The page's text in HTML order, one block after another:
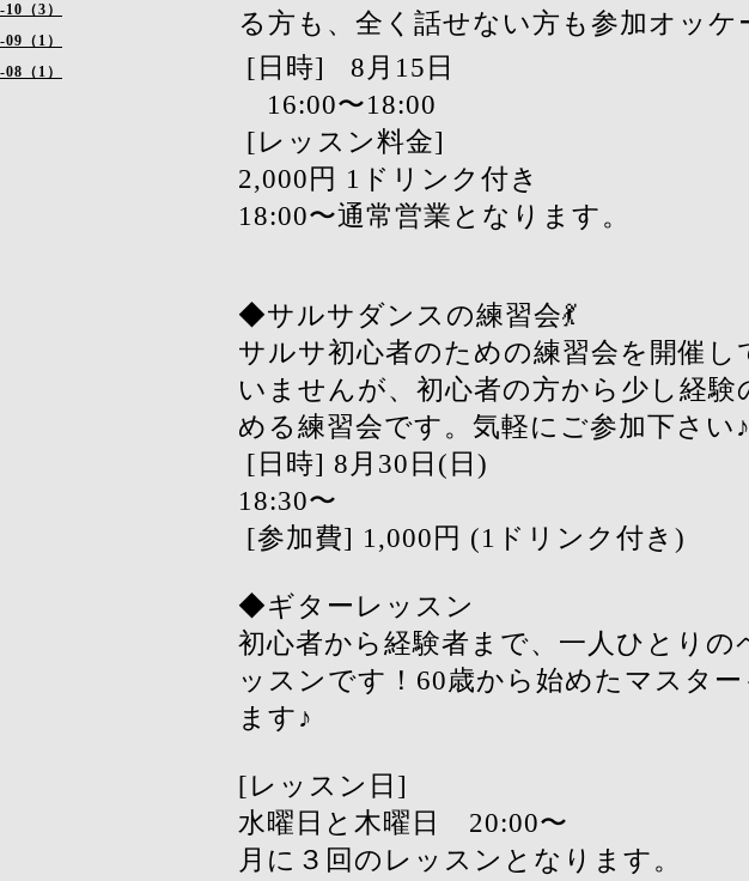
（3）
（1）
（1）
る方も、全く話せない方も参加オッケ
[日時]
8月15日
16:00〜18:00
[レッスン料金]
2,000円 1ドリンク付き
18:00〜通常営業となります。
◆サルサダンスの練習会💃
サルサ初心者のための練習会を開催
いませんが、初心者の方から少し経
める練習会です。気軽にご参加下さい
[日時] 8月30日(日)
18:30〜
[参加費] 1,000円 (1ドリンク付き)
◆ギターレッスン
初心者から経験者まで、一人ひとり
ッスンです！60歳から始めたマスタ
ます♪
[レッスン日]
水曜日と木曜日 20:00〜
月に３回のレッスンとなります。